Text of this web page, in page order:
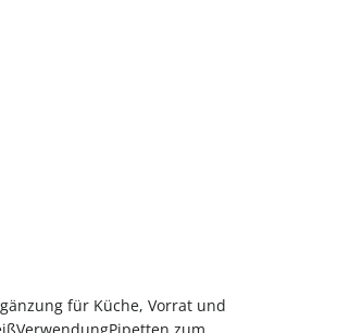
für Küche, Vorrat und